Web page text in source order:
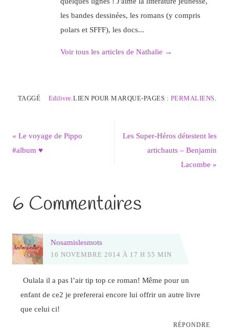
les bandes dessinées, les romans (y compris
polars et SFFF), les docs...
Voir tous les articles de Nathalie →
TAGGÉ Edilivre LIEN POUR MARQUE-PAGES : PERMALIENS
« Le voyage de Pippo
#album ♥
Les Super-Héros détestent les
artichauts – Benjamin
Lacombe»
6 Commentaires
Nosamislesmots
16 NOVEMBRE 2014 À 17 H 55 MIN
Oulala il a pas l’air tip top ce roman! Même pour un
enfant de ce2 je prefererai encore lui offrir un autre livre
que celui ci!
RÉPONDRE